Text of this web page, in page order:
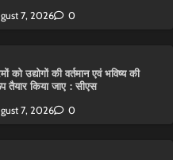
7, 2026 0
को उद्योगों की वर्तमान एवं भविष्य की
किया जाए : सीएस
7, 2026 0